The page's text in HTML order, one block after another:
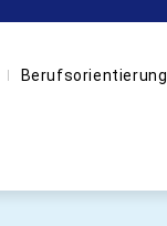
Berufsorientierung